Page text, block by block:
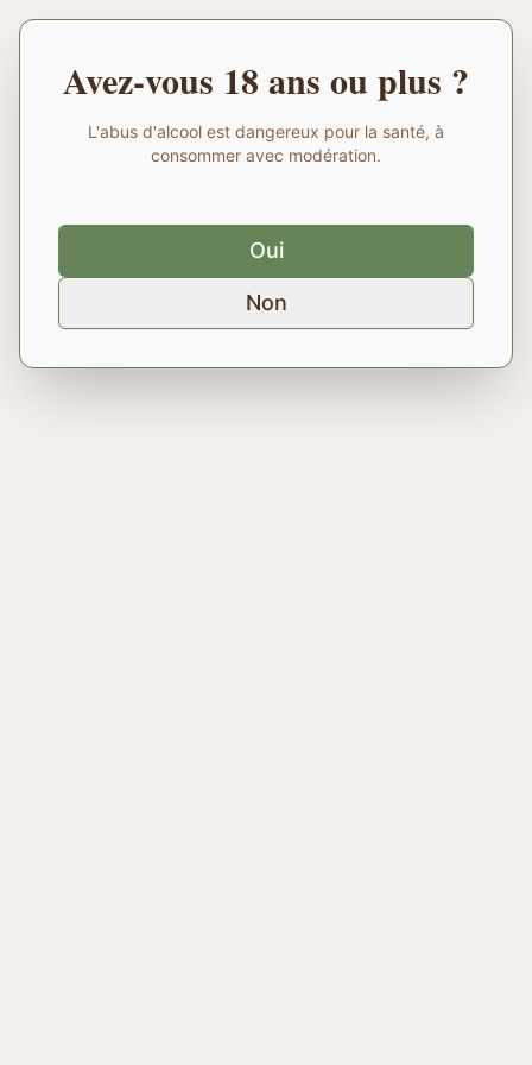
Avez-vous 18 ans ou plus ?
L'abus d'alcool est dangereux pour la santé, à
consommer avec modération.
Oui
Non